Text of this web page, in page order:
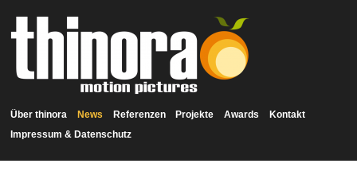
Über thinora News Referenzen Projekte Awards
Kontakt
Impressum & Datenschutz